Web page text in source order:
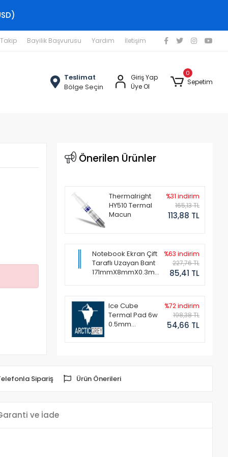
Bayilik Başvurusu Yardım İletişim
Teslimat
Bölge Seçin
Giriş Yap
Üye Ol
0
Sepetim
Önerilen Ürünler
Thermalright
HY510 Termal
Macun
%31 indirim
165,13 TL
113,88 TL
Notebook Ekran Çift
Taraflı Uzayan Bant
171mmX8mmX0.3mm
%63 indirim
227,76 TL
85,41 TL
Ice Cube
Termal Pad 6w
0.5mm
%72 indirim
198,38 TL
54,66 TL
Sipariş Ürün Önerileri
ve İade